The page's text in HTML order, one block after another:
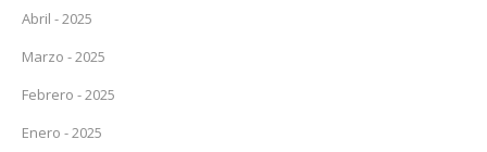
Abril - 2025
Marzo - 2025
Febrero - 2025
Enero - 2025